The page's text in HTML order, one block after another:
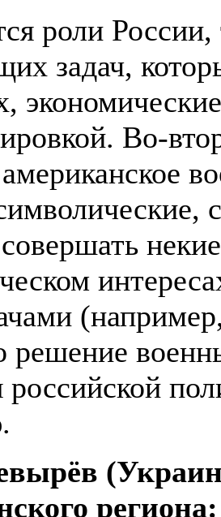
роли России,
задач,
Во-
решение
российской
региона: